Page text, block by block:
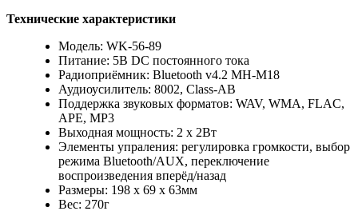
Технические характеристики
Модель: WK-56-89
Питание: 5В DC постоянного тока
Радиоприёмник: Bluetooth v4.2 MH-M18
Аудиоусилитель: 8002, Class-AB
Поддержка звуковых форматов: WAV, WMA, FLAC,
APE, MP3
Выходная мощность: 2 х 2Вт
Элементы упраления: регулировка громкости, выбор
режима Bluetooth/AUX, переключение
воспроизведения вперёд/назад
Размеры: 198 х 69 х 63мм
Вес: 270г